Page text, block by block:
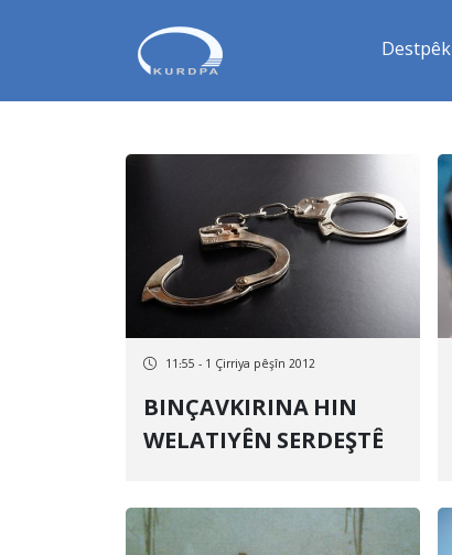
Destpêk
11:55 - 1 Çirriya pêşîn 2012
BINÇAVKIRINA HIN
WELATIYÊN SERDEŞTÊ